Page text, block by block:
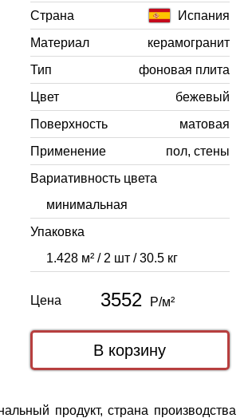
Страна
Испания
Материал
керамогранит
Тип
фоновая плита
Цвет
бежевый
Поверхность
матовая
Применение
пол, стены
Вариативность цвета
минимальная
Упаковка
1.428 м² / 2 шт / 30.5 кг
Цена 3552 Р/м²
продукт, страна производства